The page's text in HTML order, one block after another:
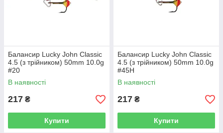
Балансир Lucky John Classic
4.5 (з трійником) 50mm 10.0g
#20
В наявності
217 ₴
Купити
Балансир Lucky John Classic
4.5 (з трійником) 50mm 10.0g
#45H
В наявності
217 ₴
Купити